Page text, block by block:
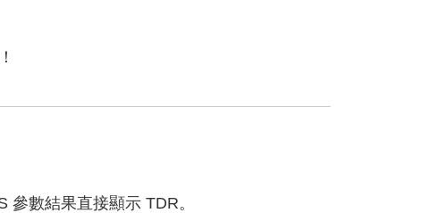
數結果直接顯示 TDR。